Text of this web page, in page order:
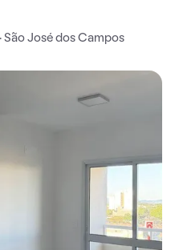
São José dos Campos